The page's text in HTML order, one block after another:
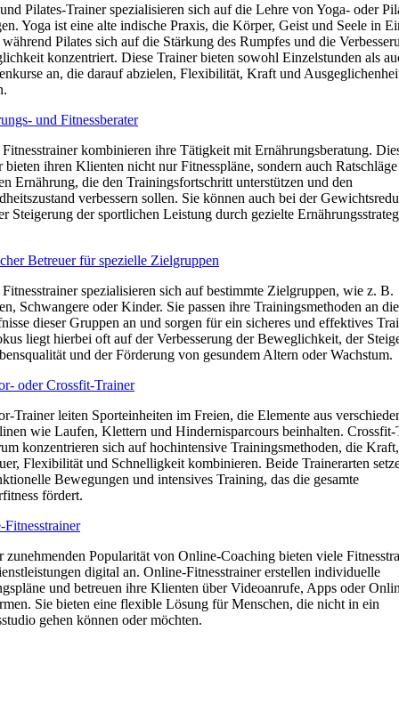
Pilates-Trainer spezialisieren sich auf die Lehre von Yoga- oder
Yoga ist eine alte indische Praxis, die Körper, Geist und Seele in
Pilates sich auf die Stärkung des Rumpfes und die
konzentriert. Diese Trainer bieten sowohl Einzelstunden als
an, die darauf abzielen, Flexibilität, Kraft und
und Fitnessberater
kombinieren ihre Tätigkeit mit Ernährungsberatung.
bieten ihren Klienten nicht nur Fitnesspläne, sondern auch
Ernährung, die den Trainingsfortschritt unterstützen und den
verbessern sollen. Sie können auch bei der
Steigerung der sportlichen Leistung durch gezielte
Betreuer für spezielle Zielgruppen
spezialisieren sich auf bestimmte Zielgruppen, wie z. B.
Schwangere oder Kinder. Sie passen ihre Trainingsmethoden an die
dieser Gruppen an und sorgen für ein sicheres und effektives
liegt hierbei oft auf der Verbesserung der Beweglichkeit, der
und der Förderung von gesundem Altern oder Wachstum.
oder Crossfit-Trainer
Trainer leiten Sporteinheiten im Freien, die Elemente aus
wie Laufen, Klettern und Hindernisparcours beinhalten. Crossfit-
konzentrieren sich auf hochintensive Trainingsmethoden, die Kraft,
Flexibilität und Schnelligkeit kombinieren. Beide Trainerarten
Bewegungen und intensives Training, das die gesamte
fördert.
Fitnesstrainer
zunehmenden Popularität von Online-Coaching bieten viele
digital an. Online-Fitnesstrainer erstellen individuelle
und betreuen ihre Klienten über Videoanrufe, Apps oder
Sie bieten eine flexible Lösung für Menschen, die nicht in ein
gehen können oder möchten.